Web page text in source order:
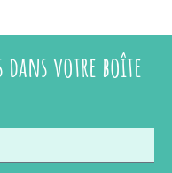
dans votre boîte